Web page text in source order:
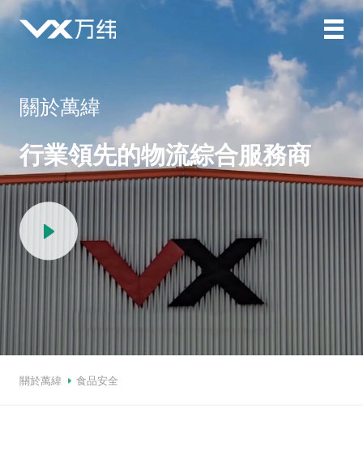
關於萬緯
行業領先的物流綜合服務商
關於萬緯 食品安全